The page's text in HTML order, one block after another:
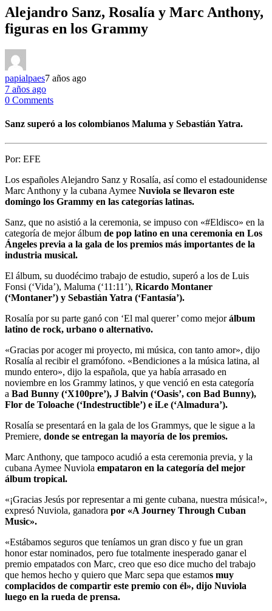
Alejandro Sanz, Rosalía y Marc Anthony,
figuras en los Grammy
papialpaes7 años ago
7 años ago
0 Comments
Sanz superó a los colombianos Maluma y Sebastián Yatra.
Por: EFE
Los españoles Alejandro Sanz y Rosalía, así como el estadounidense
Marc Anthony y la cubana Aymee Nuviola se llevaron este
domingo los Grammy en las categorías latinas.
Sanz, que no asistió a la ceremonia, se impuso con «#Eldisco» en la
categoría de mejor álbum de pop latino en una ceremonia en Los
Ángeles previa a la gala de los premios más importantes de la
industria musical.
El álbum, su duodécimo trabajo de estudio, superó a los de Luis
Fonsi (‘Vida’), Maluma (‘11:11’), Ricardo Montaner
(‘Montaner’) y Sebastián Yatra (‘Fantasía’).
Rosalía por su parte ganó con ‘El mal querer’ como mejorálbum
latino de rock, urbano o alternativo.
«Gracias por acoger mi proyecto, mi música, con tanto amor», dijo
Rosalía al recibir el gramófono. «Bendiciones a la música latina, al
mundo entero», dijo la española, que ya había arrasado en
noviembre en los Grammy latinos, y que venció en esta categoría
a Bad Bunny (‘X100pre’), J Balvin (‘Oasis’, con Bad Bunny),
Flor de Toloache (‘Indestructible’) e iLe (‘Almadura’).
Rosalía se presentará en la gala de los Grammys, que le sigue a la
Premiere, donde se entregan la mayoría de los premios.
Marc Anthony, que tampoco acudió a esta ceremonia previa, y la
cubana Aymee Nuviola empataron en la categoría del mejor
álbum tropical.
«¡Gracias Jesús por representar a mi gente cubana, nuestra música!»,
expresó Nuviola, ganadora por «A Journey Through Cuban
Music».
«Estábamos seguros que teníamos un gran disco y fue un gran
honor estar nominados, pero fue totalmente inesperado ganar el
premio empatados con Marc, creo que eso dice mucho del trabajo
que hemos hecho y quiero que Marc sepa que estamos muy
complacidos de compartir este premio con él», dijo Nuviola
luego en la rueda de prensa.